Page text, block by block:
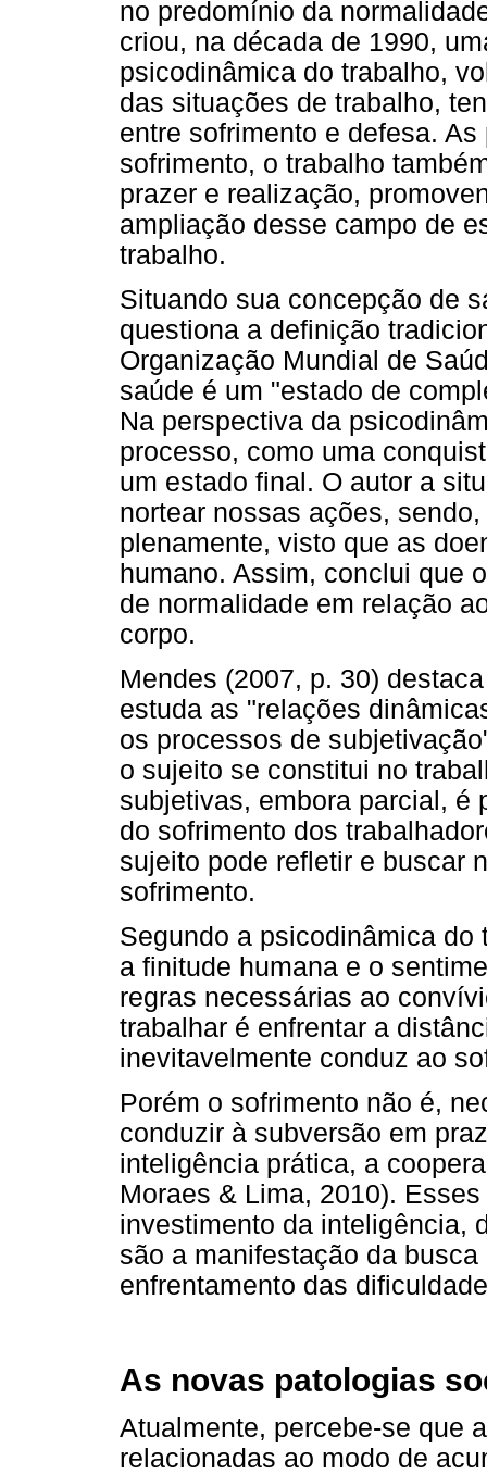
no predomínio da
criou, na década de 1990,
psicodinâmica do trabalho,
das situações de trabalho,
entre sofrimento e defesa.
sofrimento, o trabalho
prazer e realização,
ampliação desse campo de
trabalho.
Situando sua concepção de
questiona a definição
Organização Mundial de
saúde é um "estado de
Na perspectiva da
processo, como uma
um estado final. O autor a
nortear nossas ações,
plenamente, visto que as
humano. Assim, conclui que
de normalidade em relação
corpo.
Mendes (2007, p. 30)
estuda as "relações
os processos de
o sujeito se constitui no
subjetivas, embora parcial, é
do sofrimento dos
sujeito pode refletir e buscar
sofrimento.
Segundo a psicodinâmica
a finitude humana e o
regras necessárias ao
trabalhar é enfrentar a
inevitavelmente conduz ao
Porém o sofrimento não é,
conduzir à subversão em
inteligência prática, a
Moraes & Lima, 2010).
investimento da inteligência,
são a manifestação da
enfrentamento das
As novas patologias
Atualmente, percebe-se que
relacionadas ao modo de